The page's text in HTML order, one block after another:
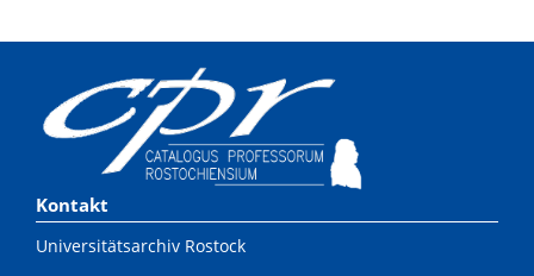
Kontakt
Universitätsarchiv Rostock